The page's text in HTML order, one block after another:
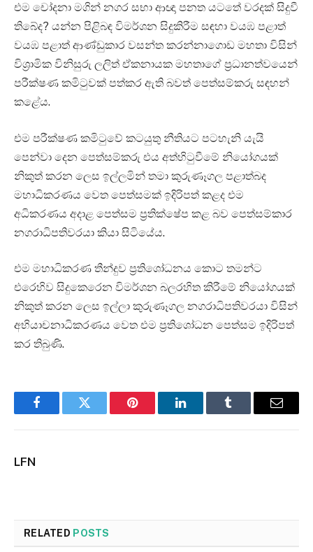
එම චෝදනා මගින් නගර සභා ආඥා පනත යටතේ වරදක් සිදුවී
තිබේද? යන්න පිළිබඳ විමර්ශන සිදුකිරීම සඳහා වයඹ පළාත්
වයඹ පළාත් ආණ්ඩුකාර වසන්ත කරන්නාගොඩ මහතා විසින්
විශ්‍රාමික විනිසුරු ලලිත් ඒකනායක මහතාගේ ප්‍රධානත්වයෙන්
පරීක්ෂණ කමිටුවක් පත්කර ඇති බවත් පෙත්සම්කරු සඳහන්
කළේය.
එම පරීක්ෂණ කමිටුවේ කටයුතු නීතියට පටහැනි යැයි
පෙන්වා දෙන පෙත්සම්කරු එය අත්හිටුවීමේ නියෝගයක්
නිකුත් කරන ලෙස ඉල්ලමින් තමා කුරුණෑගල පළාත්බද
මහාධිකරණය වෙත පෙත්සමක් ඉදිරිපත් කළද එම
අධිකරණය අදාළ පෙත්සම ප්‍රතික්ෂේප කළ බව පෙත්සම්කාර
නගරාධිපතිවරයා කියා සිටියේය.
එම මහාධිකරණ තීන්දුව ප්‍රතිශෝධනය කොට තමන්ට
එරෙහිව සිදුකෙරෙන විමර්ශන බලරහිත කිරීමේ නියෝගයක්
නිකුත් කරන ලෙස ඉල්ලා කුරුණෑගල නගරාධිපතිවරයා විසින්
අභියාචනාධිකරණය වෙත එම ප්‍රතිශෝධන පෙත්සම ඉදිරිපත්
කර තිබුණි.
FacebookTwitter Pinterest LinkedInTumblr Email
LFN
RELATED POSTS